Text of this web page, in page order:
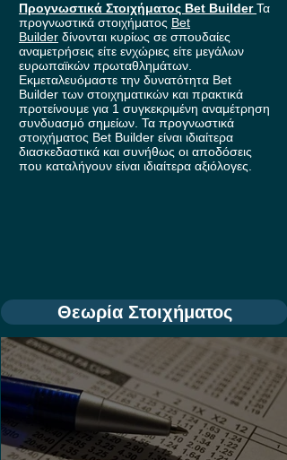
Προγνωστικά Στοιχήματος Bet BuilderΤα
προγνωστικά στοιχήματος Bet
Builder δίνονται κυρίως σε σπουδαίες
αναμετρήσεις είτε ενχώριες είτε μεγάλων
ευρωπαϊκών πρωταθλημάτων.
Εκμεταλευόμαστε την δυνατότητα Bet
Builder των στοιχηματικών και πρακτικά
προτείνουμε για 1 συγκεκριμένη αναμέτρηση
συνδυασμό σημείων. Τα προγνωστικά
στοιχήματος Bet Builder είναι ιδιαίτερα
διασκεδαστικά και συνήθως οι αποδόσεις
που καταλήγουν είναι ιδιαίτερα αξιόλογες.
Θεωρία Στοιχήματος